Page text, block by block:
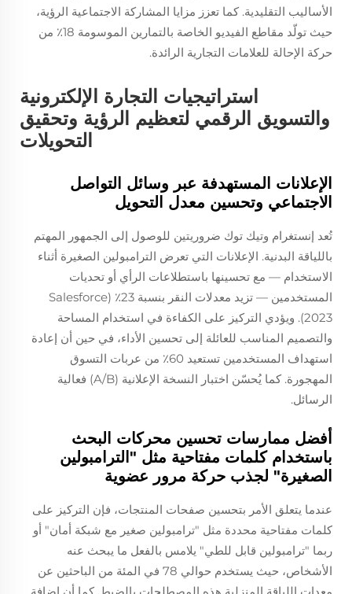
الأساليب التقليدية. كما تعزز مزايا المشاركة الاجتماعية الرؤية،
حيث تولّد مقاطع الفيديو الخاصة بالتمارين الموسومة 18٪ من
حركة الإحالة للعلامات التجارية الرائدة.
استراتيجيات التجارة الإلكترونية
والتسويق الرقمي لتعظيم الرؤية وتحقيق
التحويلات
الإعلانات المستهدفة عبر وسائل التواصل
الاجتماعي وتحسين معدل التحويل
تُعد إنستغرام وتيك توك ضروريتين للوصول إلى الجمهور المهتم
باللياقة البدنية. الإعلانات التي تعرض الترامبولين الصغيرة أثناء
الاستخدام — مع تحسينها باستطلاعات الرأي أو تحديات
المستخدمين — تزيد معدلات النقر بنسبة 23٪ (Salesforce
2023). ويؤدي التركيز على الكفاءة في استخدام المساحة
والتصميم المناسب للعائلة إلى تحسين الأداء، في حين أن إعادة
استهداف المستخدمين تستعيد 60٪ من عربات التسوق
المهجورة. كما يُحسّن اختبار النسخة الإعلانية (A/B) فعالية
الرسائل.
أفضل ممارسات تحسين محركات البحث
باستخدام كلمات مفتاحية مثل "الترامبولين
الصغيرة" لجذب حركة مرور عضوية
عندما يتعلق الأمر بتحسين صفحات المنتجات، فإن التركيز على
كلمات مفتاحية محددة مثل "ترامبولين صغير مع شبكة أمان" أو
ربما "ترامبولين قابل للطي" يلامس بالفعل ما يبحث عنه
الأشخاص، حيث يستخدم حوالي 78 في المئة من الباحثين عن